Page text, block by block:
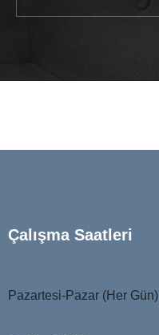
Çalışma Saatleri
Pazartesi-Pazar (Her Gün)